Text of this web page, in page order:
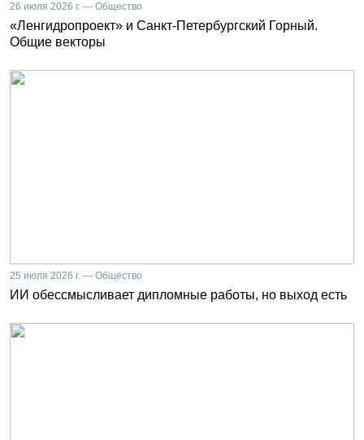
26 июля 2026 г. — Общество
«Ленгидропроект» и Санкт-Петербургский Горный.
Общие векторы
25 июля 2026 г. — Общество
ИИ обессмысливает дипломные работы, но выход есть